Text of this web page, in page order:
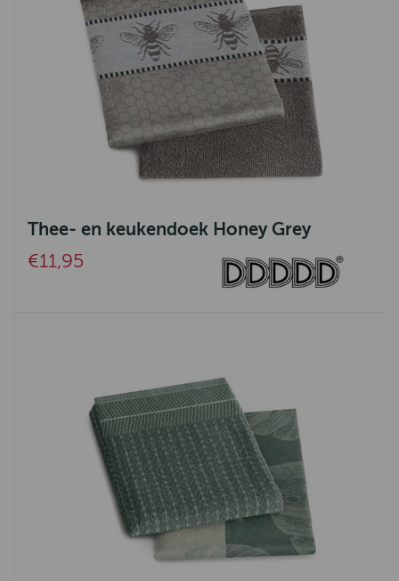
Thee- en keukendoek Honey Grey
€11,95